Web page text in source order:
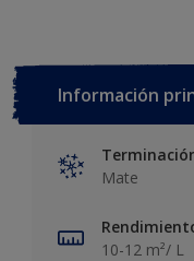
Información
Mate
10-12 m²/ L